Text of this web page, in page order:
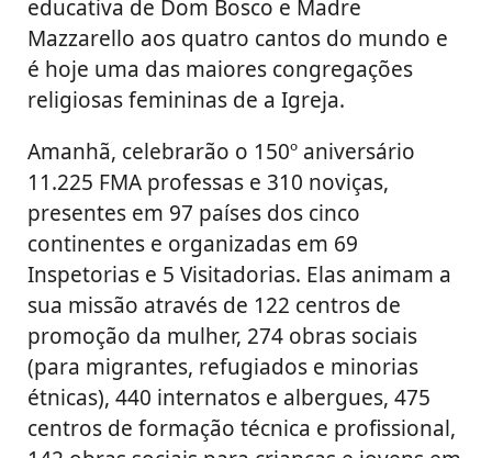
educativa de Dom Bosco e Madre
Mazzarello aos quatro cantos do mundo e
é hoje uma das maiores congregações
religiosas femininas de a Igreja.
Amanhã, celebrarão o 150º aniversário
11.225 FMA professas e 310 noviças,
presentes em 97 países dos cinco
continentes e organizadas em 69
Inspetorias e 5 Visitadorias. Elas animam a
sua missão através de 122 centros de
promoção da mulher, 274 obras sociais
(para migrantes, refugiados e minorias
étnicas), 440 internatos e albergues, 475
centros de formação técnica e profissional,